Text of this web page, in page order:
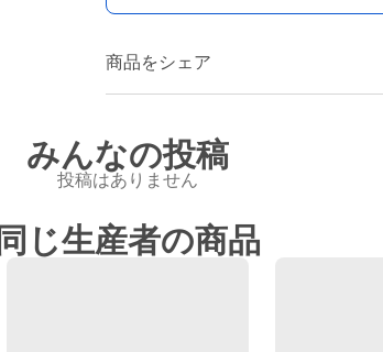
商品をシェア
みんなの投稿
投稿はありません
同じ生産者の商品